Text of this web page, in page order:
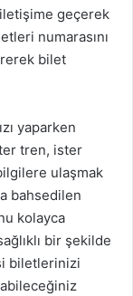
geçerek
numarasını
bilet
yaparken
tren, ister
ulaşmak
bahsedilen
kolayca
bir şekilde
biletlerinizi